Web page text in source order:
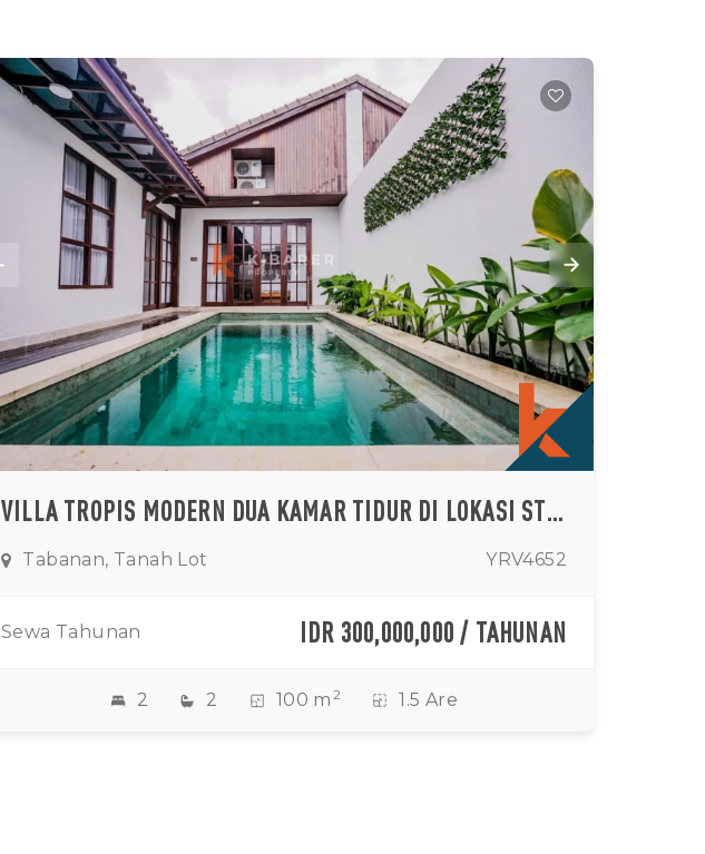
VILLA TROPIS MODERN DUA KAMAR TIDUR DI LOKASI STRATEGIS TABANAN
Tabanan, Tanah Lot YRV4652
Sewa Tahunan IDR 300,000,000 / TAHUNAN
2 2 100 m 2 1.5 Are